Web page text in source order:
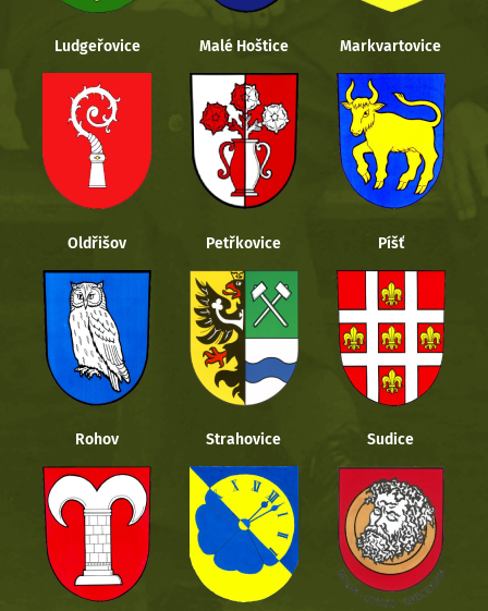
Ludgeřovice Malé Hoštice Markvartovice
Oldřišov Petřkovice Píšť
Rohov Strahovice Sudice